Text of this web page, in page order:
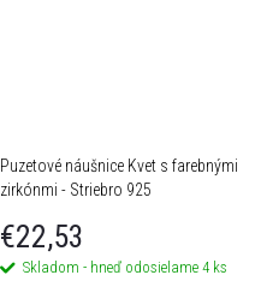
Puzetové náušnice Kvet s farebnými
zirkónmi - Striebro 925
€22,53
Skladom - hneď odosielame 4 ks